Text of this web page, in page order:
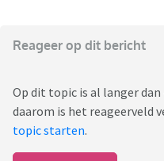
Reageer op dit bericht
Op dit topic is al langer
daarom is het reageerveld
topic starten.